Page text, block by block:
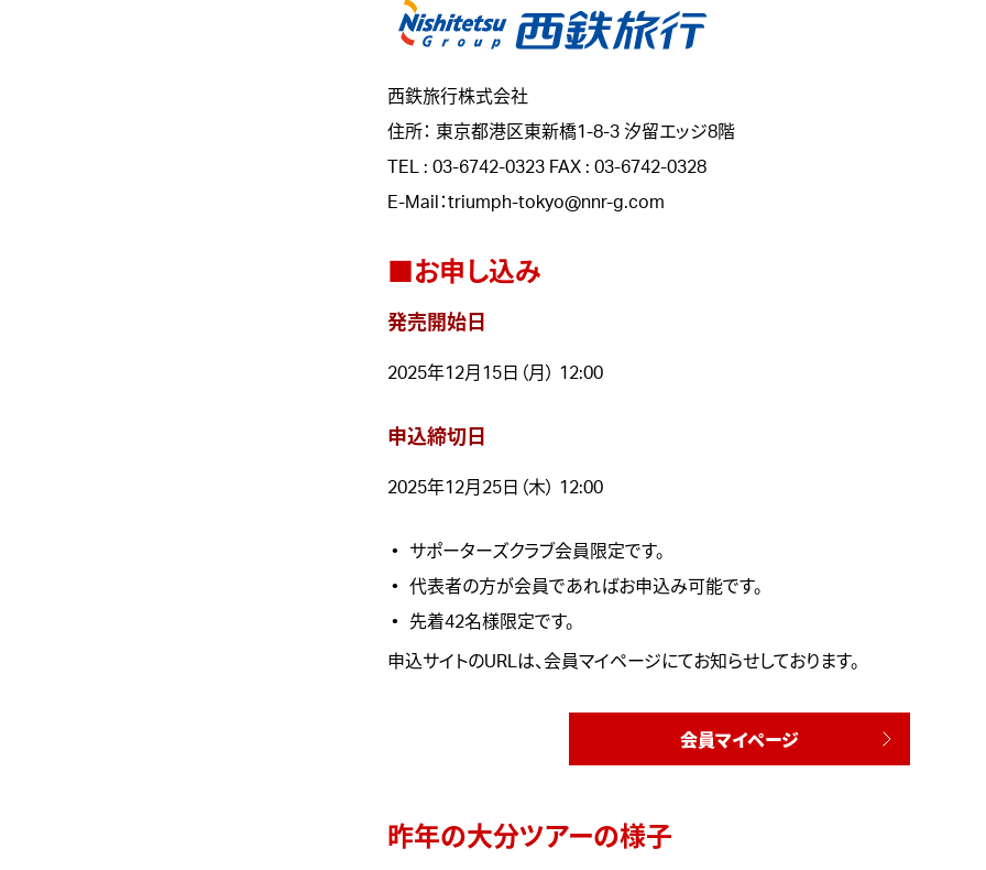
西鉄旅行株式会社
住所： 東京都港区東新橋1-8-3 汐留エッジ8階
TEL : 03-6742-0323 FAX : 03-6742-0328
E-Mail：triumph-tokyo@nnr-g.com
■お申し込み
発売開始日
2025年12月15日（月） 12:00
申込締切日
2025年12月25日（木） 12:00
サポーターズクラブ会員限定です。
代表者の方が会員であればお申込み可能です。
先着42名様限定です。
申込サイトのURLは、会員マイページにてお知らせしております。
会員マイページ
昨年の大分ツアーの様子